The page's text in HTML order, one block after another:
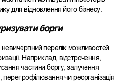
для відновлення його бізнесу.
борги
невичерпний перелікможливостей
Наприклад, відстрочення,
частини боргу, залучення
перепрофілювання чи реорганізація